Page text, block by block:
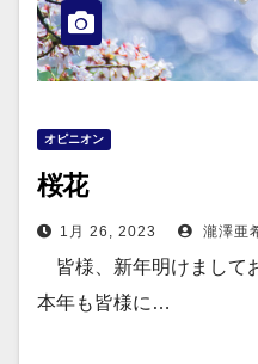
オピニオン
桜花
1月 26, 2023 瀧澤亜
皆様、新年明けまして
本年も皆様に…